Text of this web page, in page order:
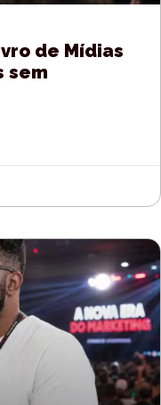
de Mídias
sem